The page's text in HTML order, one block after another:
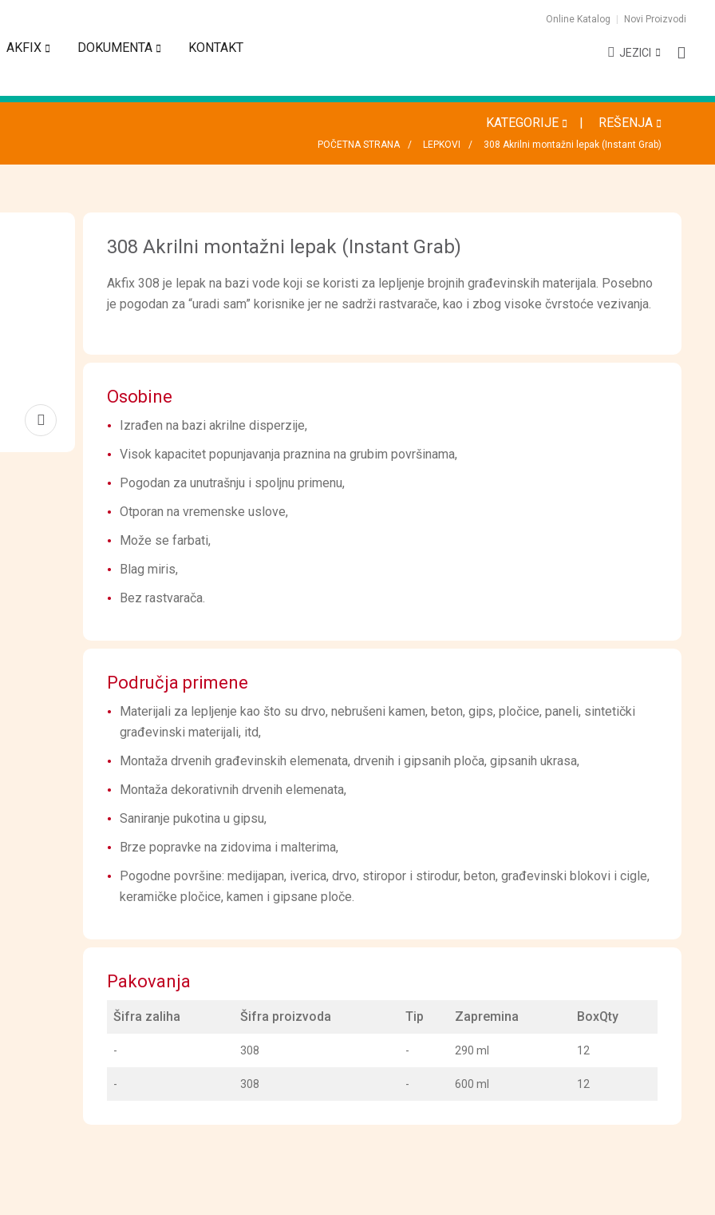
AKFIX DOKUMENTA KONTAKT
Online Katalog Novi Proizvodi
JEZICI
KATEGORIJE REŠENJA
POČETNA STRANA LEPKOVI 308 Akrilni montažni lepak (Instant Grab)
308 Akrilni montažni lepak (Instant Grab)
Akfix 308 je lepak na bazi vode koji se koristi za lepljenje brojnih građevinskih materijala. Posebno
je pogodan za “uradi sam” korisnike jer ne sadrži rastvarače, kao i zbog visoke čvrstoće vezivanja.
Osobine
Izrađen na bazi akrilne disperzije,
Visok kapacitet popunjavanja praznina na grubim površinama,
Pogodan za unutrašnju i spoljnu primenu,
Otporan na vremenske uslove,
Može se farbati,
Blag miris,
Bez rastvarača.
Područja primene
Materijali za lepljenje kao što su drvo, nebrušeni kamen, beton, gips, pločice, paneli, sintetički
građevinski materijali, itd,
Montaža drvenih građevinskih elemenata, drvenih i gipsanih ploča, gipsanih ukrasa,
Montaža dekorativnih drvenih elemenata,
Saniranje pukotina u gipsu,
Brze popravke na zidovima i malterima,
Pogodne površine: medijapan, iverica, drvo, stiropor i stirodur, beton, građevinski blokovi i cigle,
keramičke pločice, kamen i gipsane ploče.
Pakovanja
Šifra zaliha Šifra proizvoda Tip Zapremina BoxQty
- 308 - 290 ml 12
- 308 - 600 ml 12